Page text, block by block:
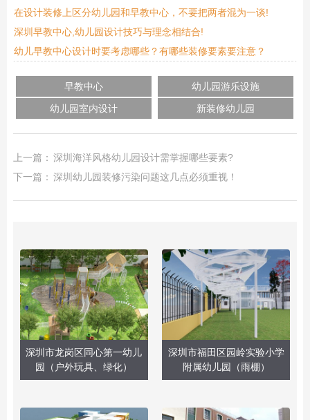
在设计装修上区分幼儿园和早教中心，不要把两者混为一谈!
深圳早教中心,幼儿园设计技巧与理念相结合!
幼儿早教中心设计时要考虑哪些？有哪些装修要素要注意？
早教中心
幼儿园游乐设施
幼儿园室内设计
新装修幼儿园
上一篇： 深圳海洋风格幼儿园设计需掌握哪些要素?
下一篇： 深圳幼儿园装修污染问题这几点必须重视！
深圳市龙岗区同心第一幼儿
园（户外玩具、绿化）
深圳市福田区园岭实验小学
附属幼儿园（雨棚）